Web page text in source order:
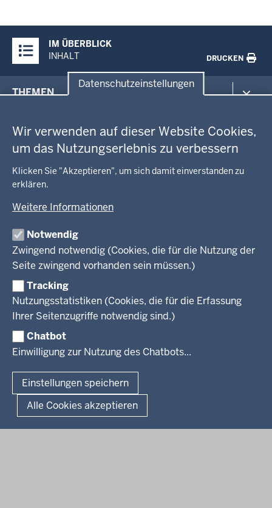
Datenschutzeinstellungen
Wir verwenden auf dieser Website Cookies,
um das Nutzungserlebnis zu verbessern
Klicken Sie "Akzeptieren", um sich damit einverstanden zu
erklären.
Weitere Informationen
Notwendig
Zwingend notwendig (Cookies, die für die Nutzung der
Seite zwingend vorhanden sein müssen.)
Tracking
Nutzungsstatistiken (Cookies, die für die Erfassung
Ihrer Seitenzugriffe notwendig sind.)
Chatbot
Einwilligung zur Nutzung des Chatbots...
Einstellungen speichern
Alle Cookies akzeptieren
Inhalte
IM ÜBERBLICK
INHALT
DRUCKEN
in
Fußzeile
THEMEN
Gesundheit und Soziales
Kommunales, Planung, Bauen und Verkehr
Schule und Bildung
Wirtschaft und Kultur
GEOBASIS NRW
Ausbildung und Karriere
Geodaten-Anwendungen
Neues
Produkte und Dienste
TIM-online
Webdienste
Amtsblatt
Behördenleitung
Leitbild
Personalvertretung
Regierungsbezirk
Reisekostenstelle
Veranstaltungen
Stellenangebote
Stellenangebote Schule
Praktikum
Referendariate
Bewerbung
Vormerkstelle NRW
PRESSE
Mediathek
Newsletter
Pressekontakt
Pressemitteilungen
Publikationen
VERFAHREN UND BEKANNTMACHUNGEN
Bekanntmachungen
Legionellen
Luftreinhaltepläne
Verfahrensübersichten
Überwachung umweltrelevanter Anlagen
Facebook
Instagram
LinkedIn
© 2026 Bezirksregierung Köln
Organisationsplan
Lizenzbedingungen Geobasis NRW
Dokumente und Ressourcen
Kontakt